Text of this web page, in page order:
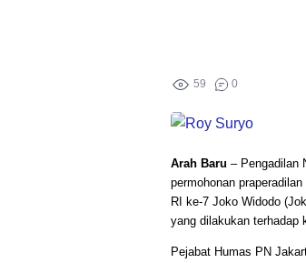
59 0
Arah Baru – Pengadilan
permohonan
RI ke-7 Joko Widodo
yang dilakukan terhadap
Pejabat Humas PN